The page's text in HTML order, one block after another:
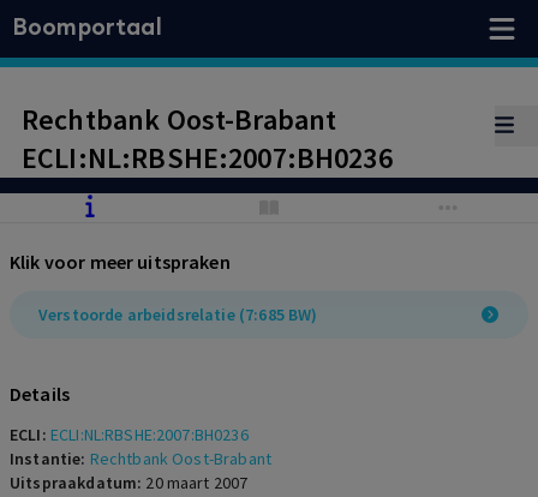
Boomportaal
Rechtbank Oost-Brabant
ECLI:NL:RBSHE:2007:BH0236
Klik voor meer uitspraken
Verstoorde arbeidsrelatie (7:685 BW)
Details
ECLI: ECLI:NL:RBSHE:2007:BH0236
Instantie: Rechtbank Oost-Brabant
Uitspraakdatum: 20 maart 2007